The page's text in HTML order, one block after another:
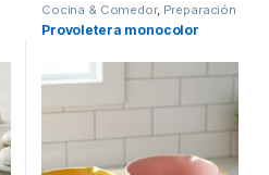
Cocina & Comedor, Preparación
& Cocción Sartenes
Provoletera monocolor